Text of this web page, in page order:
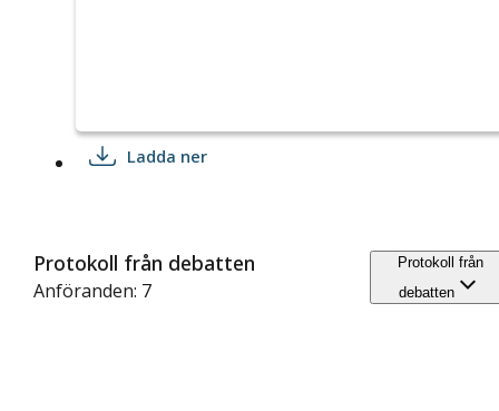
Ladda ner
Protokoll från debatten
Anföranden: 7
Protokoll från
debatten